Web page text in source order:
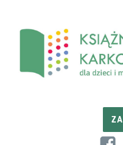
zawartości
nawigacji
paska